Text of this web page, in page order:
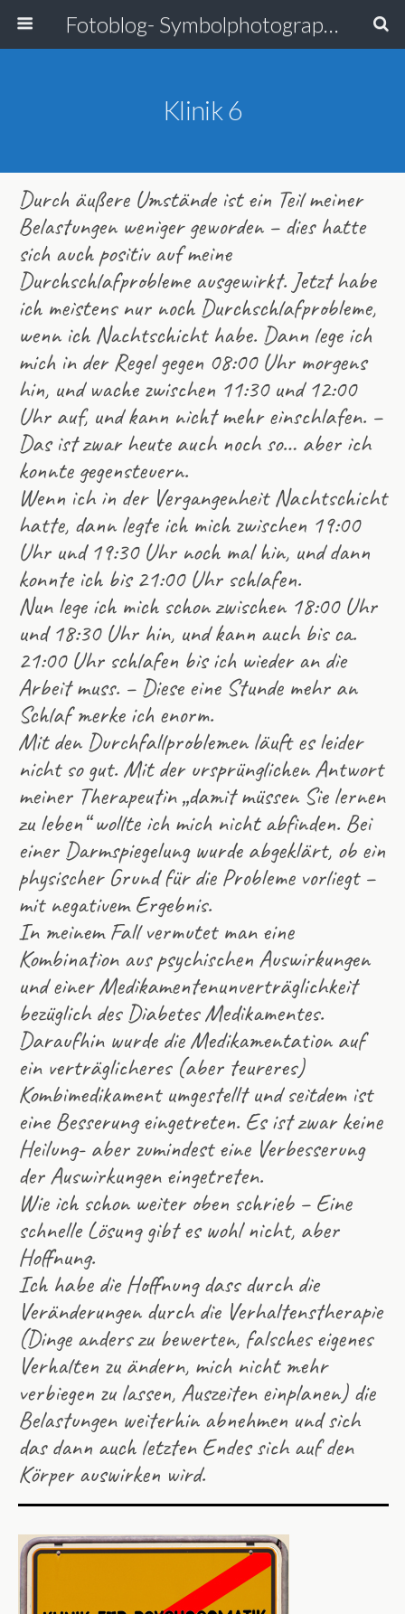
Fotoblog- Symbolphotographie
Klinik 6
Durch äußere Umstände ist ein Teil meiner
Belastungen weniger geworden – dies hatte
sich auch positiv auf meine
Durchschlafprobleme ausgewirkt. Jetzt habe
ich meistens nur noch Durchschlafprobleme,
wenn ich Nachtschicht habe. Dann lege ich
mich in der Regel gegen 08:00 Uhr morgens
hin, und wache zwischen 11:30 und 12:00
Uhr auf, und kann nicht mehr einschlafen. –
Das ist zwar heute auch noch so… aber ich
konnte gegensteuern.
Wenn ich in der Vergangenheit Nachtschicht
hatte, dann legte ich mich zwischen 19:00
Uhr und 19:30 Uhr noch mal hin, und dann
konnte ich bis 21:00 Uhr schlafen.
Nun lege ich mich schon zwischen 18:00 Uhr
und 18:30 Uhr hin, und kann auch bis ca.
21:00 Uhr schlafen bis ich wieder an die
Arbeit muss. – Diese eine Stunde mehr an
Schlaf merke ich enorm.
Mit den Durchfallproblemen läuft es leider
nicht so gut. Mit der ursprünglichen Antwort
meiner Therapeutin „damit müssen Sie lernen
zu leben“ wollte ich mich nicht abfinden. Bei
einer Darmspiegelung wurde abgeklärt, ob ein
physischer Grund für die Probleme vorliegt –
mit negativem Ergebnis.
In meinem Fall vermutet man eine
Kombination aus psychischen Auswirkungen
und einer Medikamentenunverträglichkeit
bezüglich des Diabetes Medikamentes.
Daraufhin wurde die Medikamentation auf
ein verträglicheres (aber teureres)
Kombimedikament umgestellt und seitdem ist
eine Besserung eingetreten. Es ist zwar keine
Heilung- aber zumindest eine Verbesserung
der Auswirkungen eingetreten.
Wie ich schon weiter oben schrieb – Eine
schnelle Lösung gibt es wohl nicht, aber
Hoffnung.
Ich habe die Hoffnung dass durch die
Veränderungen durch die Verhaltenstherapie
(Dinge anders zu bewerten, falsches eigenes
Verhalten zu ändern, mich nicht mehr
verbiegen zu lassen, Auszeiten einplanen) die
Belastungen weiterhin abnehmen und sich
das dann auch letzten Endes sich auf den
Körper auswirken wird.